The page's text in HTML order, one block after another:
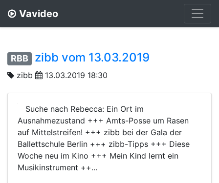
Vavideo
RBB zibb vom 13.03.2019
zibb 13.03.2019 18:30
Suche nach Rebecca: Ein Ort im
Ausnahmezustand +++ Amts-Posse um Rasen
auf Mittelstreifen! +++ zibb bei der Gala der
Ballettschule Berlin +++ zibb-Tipps +++ Diese
Woche neu im Kino +++ Mein Kind lernt ein
Musikinstrument ++...